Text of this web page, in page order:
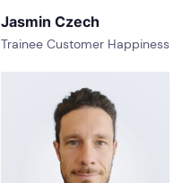
Jasmin Czech
Trainee Customer Happiness